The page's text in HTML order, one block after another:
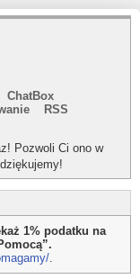
ChatBox
RSS
Pozwoli Ci ono w
1% podatku na
.